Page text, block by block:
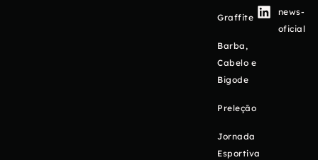
Graffite
Barba,
Cabelo e
Bigode
Preleção
Jornada
Esportiva
news-
oficial